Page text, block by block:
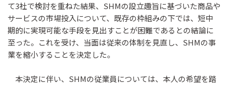
て3社で検討を重ねた結果、SHMの設立趣旨に基づいた商品や
サービスの市場投入について、既存の枠組みの下では、短中
期的に実現可能な手段を見出すことが困難であるとの結論に
至った。これを受け、当面は従来の体制を見直し、SHMの事
業を縮小することを決定した。
本決定に伴い、SHMの従業員については、本人の希望を踏